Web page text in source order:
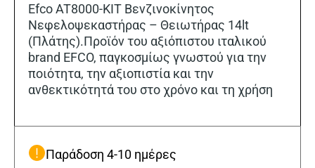
Efco AT8000-KIT Βενζινοκίνητος
Νεφελοψεκαστήρας – Θειωτήρας 14lt
(Πλάτης).Προϊόν του αξιόπιστου ιταλικού
brand EFCO, παγκοσμίως γνωστού για την
ποιότητα, την αξιοπιστία και την
ανθεκτικότητά του στο χρόνο και τη χρήση
Παράδοση 4-10 ημέρες